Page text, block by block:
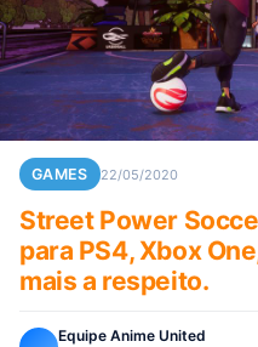
GAMES 22/05/2020
Street Power
para PS4, Xbox
mais a respeito.
Equipe Anime United